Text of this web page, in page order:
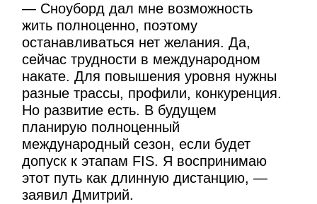
— Сноуборд дал мне возможность
жить полноценно, поэтому
останавливаться нет желания. Да,
сейчас трудности в международном
накате. Для повышения уровня нужны
разные трассы, профили, конкуренция.
Но развитие есть. В будущем
планирую полноценный
международный сезон, если будет
допуск к этапам FIS. Я воспринимаю
этот путь как длинную дистанцию, —
заявил Дмитрий.